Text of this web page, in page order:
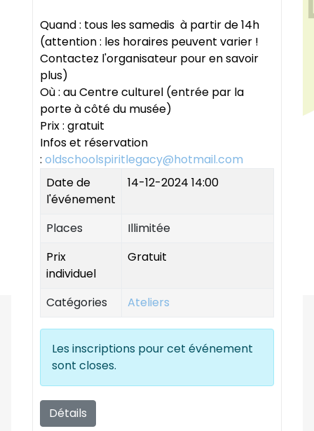
Quand : tous les samedis à partir de 14h
(attention : les horaires peuvent varier !
Contactez l'organisateur pour en savoir
plus)
Où : au Centre culturel (entrée par la
porte à côté du musée)
Prix : gratuit
Infos et réservation
: oldschoolspiritlegacy@hotmail.com
Date de
l'événement
14-12-2024 14:00
Places
Illimitée
Prix
individuel
Gratuit
Catégories Ateliers
Les inscriptions pour cet événement
sont closes.
Détails